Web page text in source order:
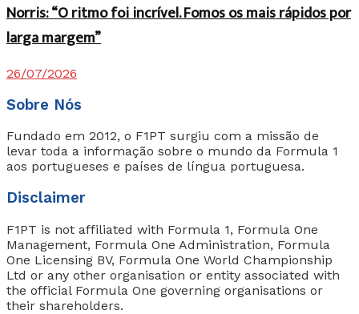
Norris: “O ritmo foi incrível. Fomos os mais rápidos por
larga margem”
26/07/2026
Sobre Nós
Fundado em 2012, o F1PT surgiu com a missão de
levar toda a informação sobre o mundo da Formula 1
aos portugueses e países de língua portuguesa.
Disclaimer
F1PT is not affiliated with Formula 1, Formula One
Management, Formula One Administration, Formula
One Licensing BV, Formula One World Championship
Ltd or any other organisation or entity associated with
the official Formula One governing organisations or
their shareholders.